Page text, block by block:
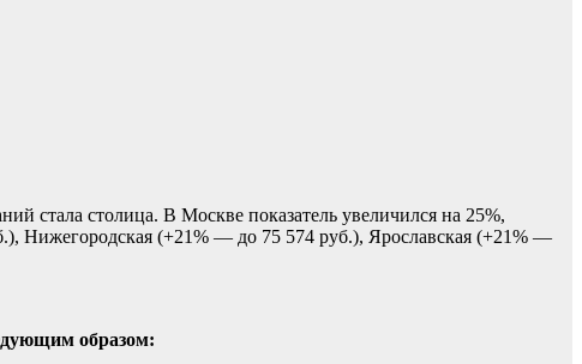
стала столица. В Москве показатель увеличился на 25%,
Нижегородская (+21% — до 75 574 руб.), Ярославская (+21% —
образом: